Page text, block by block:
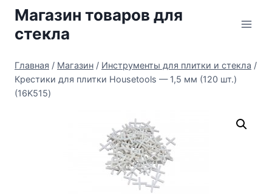
Перейти
содержимому
Магазин товаров для
стекла
Главная / Магазин / Инструменты для плитки и стекла /
Крестики для плитки Housetools — 1,5 мм (120 шт.)
(16K515)